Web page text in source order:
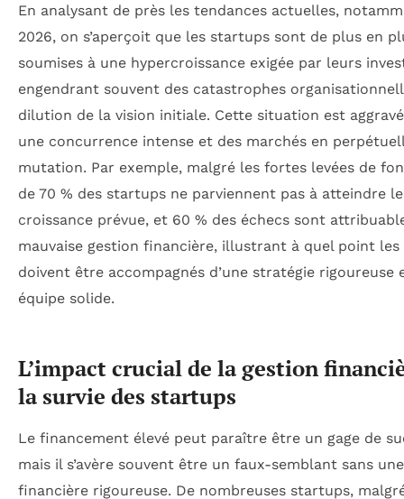
En analysant de près les tendances actuelles,
2026, on s’aperçoit que les startups sont de plus en
soumises à une hypercroissance exigée par leurs
engendrant souvent des catastrophes
dilution de la vision initiale. Cette situation est
une concurrence intense et des marchés en
mutation. Par exemple, malgré les fortes levées de
de 70 % des startups ne parviennent pas à atteindre
croissance prévue, et 60 % des échecs sont
mauvaise gestion financière, illustrant à quel point
doivent être accompagnés d’une stratégie rigoureuse
équipe solide.
L’impact crucial de la gestion
la survie des startups
Le financement élevé peut paraître être un gage de
mais il s’avère souvent être un faux-semblant sans
financière rigoureuse. De nombreuses startups,